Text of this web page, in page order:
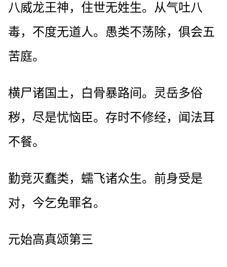
八威龙王神，住世无姓生。从气吐八
毒，不度无道人。愚类不荡除，俱会五
苦庭。
横尸诸国土，白骨暴路间。灵岳多俗
秽，尽是忧恼臣。存时不修经，闻法耳
不餐。
勤竞灭蠢类，蠕飞诸众生。前身受是
对，今乞免罪名。
元始高真颂第三